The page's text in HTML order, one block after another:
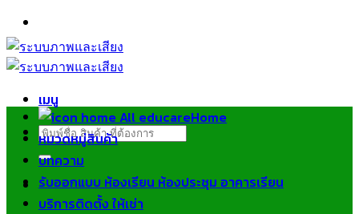
ข้าม
ไป
ยัง
เมนู
ค้นหา:
Home
หมวดหมู่สินค้า
บทความ
รับออกแบบ ห้องเรียน ห้องประชุม อาคารเรียน
บริการติดตั้ง ให้เช่า